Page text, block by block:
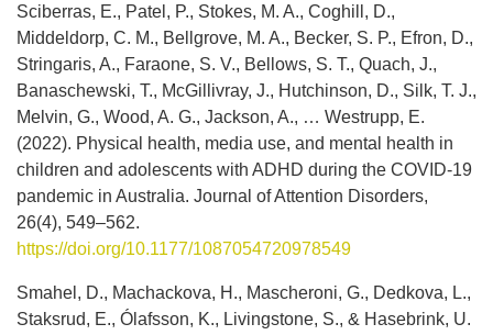
Sciberras, E., Patel, P., Stokes, M. A., Coghill, D.,
Middeldorp, C. M., Bellgrove, M. A., Becker, S. P., Efron, D.,
Stringaris, A., Faraone, S. V., Bellows, S. T., Quach, J.,
Banaschewski, T., McGillivray, J., Hutchinson, D., Silk, T. J.,
Melvin, G., Wood, A. G., Jackson, A., … Westrupp, E.
(2022). Physical health, media use, and mental health in
children and adolescents with ADHD during the COVID-19
pandemic in Australia. Journal of Attention Disorders,
26(4), 549–562.
https://doi.org/10.1177/1087054720978549
Smahel, D., Machackova, H., Mascheroni, G., Dedkova, L.,
Staksrud, E., Ólafsson, K., Livingstone, S., & Hasebrink, U.